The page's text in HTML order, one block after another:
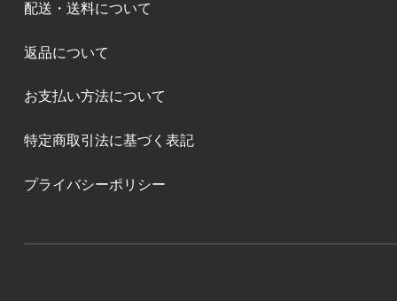
配送・送料について
返品について
お支払い方法について
特定商取引法に基づく表記
プライバシーポリシー